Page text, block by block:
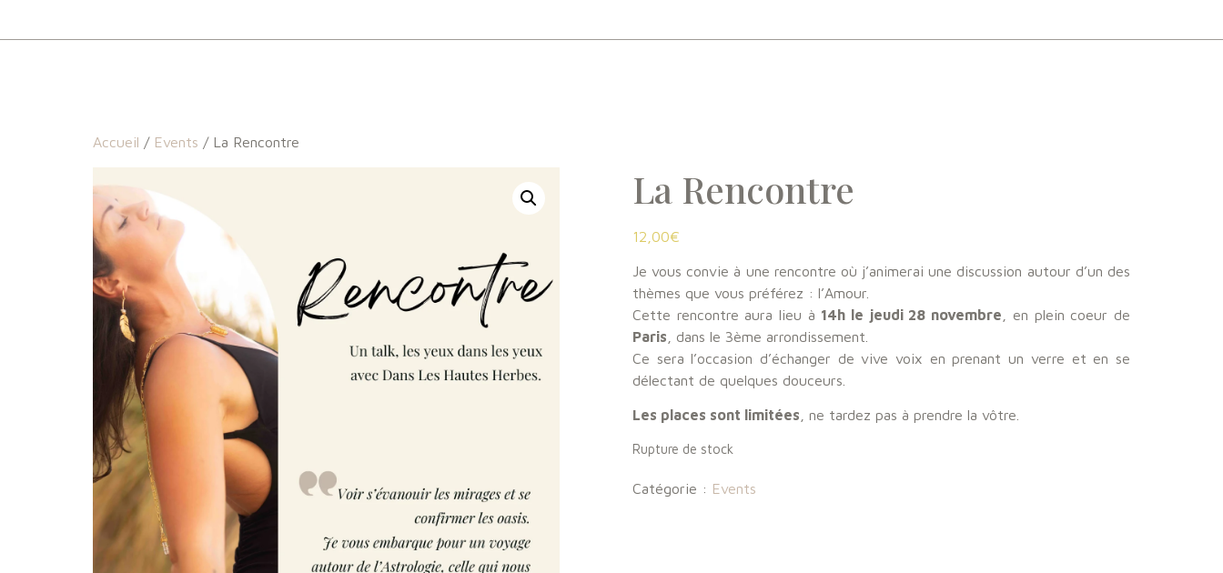
Accueil / Events / La Rencontre
La Rencontre
12,00€
Je vous convie à une rencontre où j’animerai une discussion autour d’un des
thèmes que vous préférez : l’Amour.
Cette rencontre aura lieu à 14h le jeudi 28 novembre , en plein coeur de
Paris , dans le 3ème arrondissement.
Ce sera l’occasion d’échanger de vive voix en prenant un verre et en se
délectant de quelques douceurs.
Les places sont limitées , ne tardez pas à prendre la vôtre.
Rupture de stock
Catégorie : Events